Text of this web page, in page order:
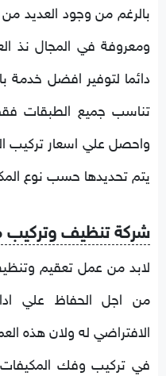
بالرغم من وجود العديد من
ومعروفة في المجال نذ
دائما لتوفير افضل خدمة
تناسب جميع الطبقات
واحصل علي اسعار تركيب
يتم تحديدها حسب نوع
شركة تنظيف وتركيب
لابد من عمل تعقيم
من اجل الحفاظ علي
الافتراضي له ولان هذه
في تركيب وفك